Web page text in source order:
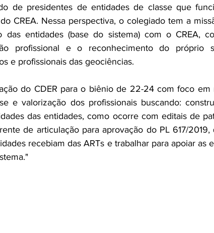
de presidentes de entidades de classe que
CREA. Nessa perspectiva, o colegiado tem a
das entidades (base do sistema) com o CREA,
profissional e o reconhecimento do próprio
e profissionais das geociências.
do CDER para o biênio de 22-24 com foco em
e valorização dos profissionais buscando:
das entidades, como ocorre com editais de
de articulação para aprovação do PL 617/
recebiam das ARTs e trabalhar para apoiar as